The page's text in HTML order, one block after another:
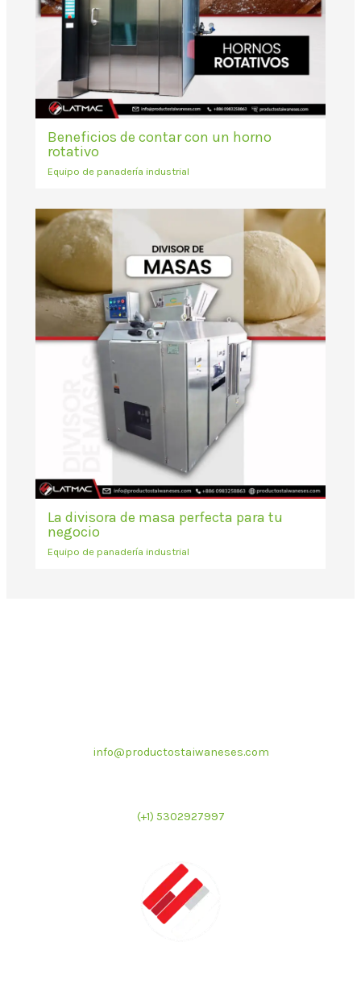
Beneficios de contar con un horno
rotativo
Equipo de panadería industrial
La divisora de masa perfecta para tu
negocio
Equipo de panadería industrial
info@productostaiwaneses.com
(+1) 5302927997